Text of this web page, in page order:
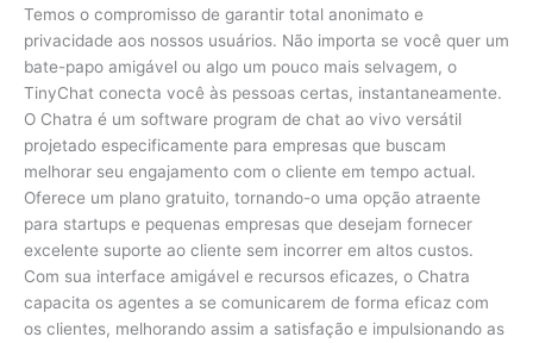
Temos o compromisso de garantir total anonimato e
privacidade aos nossos usuários. Não importa se você quer um
bate-papo amigável ou algo um pouco mais selvagem, o
TinyChat conecta você às pessoas certas, instantaneamente.
O Chatra é um software program de chat ao vivo versátil
projetado especificamente para empresas que buscam
melhorar seu engajamento com o cliente em tempo actual.
Oferece um plano gratuito, tornando-o uma opção atraente
para startups e pequenas empresas que desejam fornecer
excelente suporte ao cliente sem incorrer em altos custos.
Com sua interface amigável e recursos eficazes, o Chatra
capacita os agentes a se comunicarem de forma eficaz com
os clientes, melhorando assim a satisfação e impulsionando as